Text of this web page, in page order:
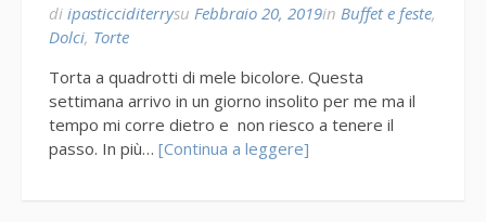
di ipasticciditerrysu Febbraio 20, 2019in Buffet e feste,
Dolci, Torte
Torta a quadrotti di mele bicolore. Questa
settimana arrivo in un giorno insolito per me ma il
tempo mi corre dietro e non riesco a tenere il
passo. In più… [Continua a leggere]